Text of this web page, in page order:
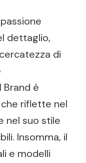
dettaglio,
di
è
riflette nel
nel suo stile
Insomma, il
e modelli